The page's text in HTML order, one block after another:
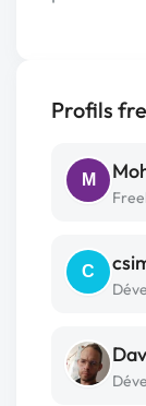
Profils
M
C